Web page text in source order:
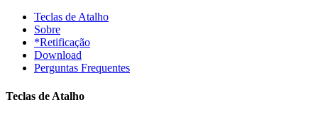
Teclas de Atalho
Sobre
*Retificação
Download
Perguntas Frequentes
Teclas de Atalho